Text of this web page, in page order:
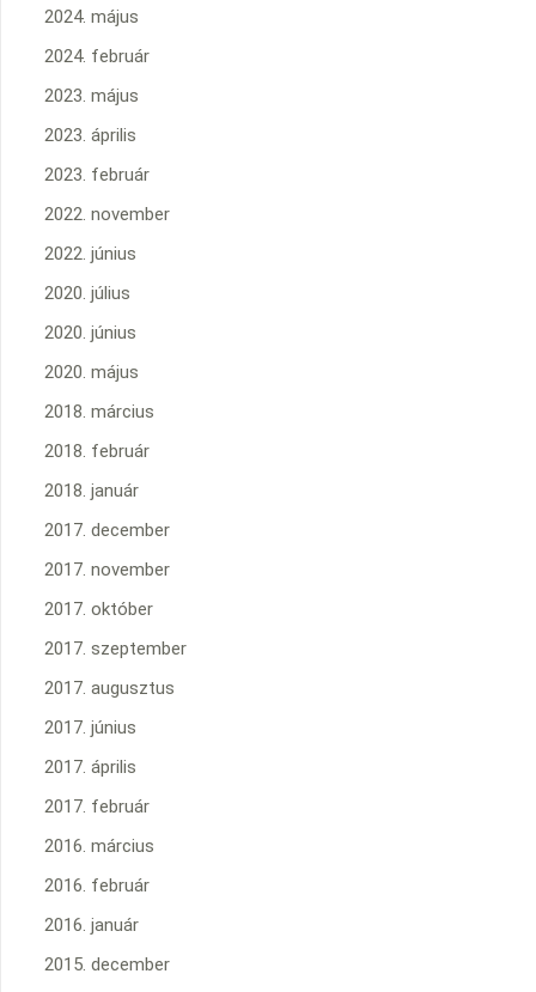
2024. május
2024. február
2023. május
2023. április
2023. február
2022. november
2022. június
2020. július
2020. június
2020. május
2018. március
2018. február
2018. január
2017. december
2017. november
2017. október
2017. szeptember
2017. augusztus
2017. június
2017. április
2017. február
2016. március
2016. február
2016. január
2015. december